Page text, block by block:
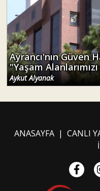
Ayrancı'nın Güven
"Yaşam
Aykut Alyanak
ANASAYFA| CANLI